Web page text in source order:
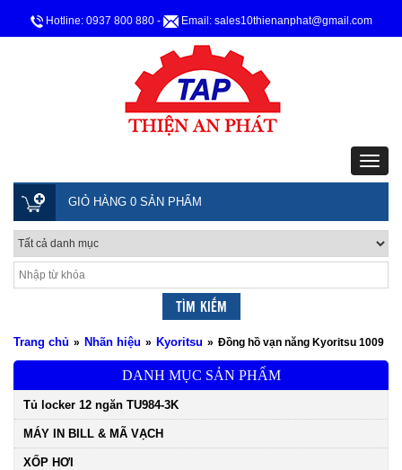
Hotline: 0937 800 880 - Email: sales10thienanphat@gmail.com
GIỎ HÀNG 0 SẢN PHẨM
Trang chủ » Nhãn hiệu » Kyoritsu » Đồng hồ vạn năng Kyoritsu 1009
DANH MỤC SẢN PHẨM
Tủ locker 12 ngăn TU984-3K
MÁY IN BILL & MÃ VẠCH
XỐP HƠI